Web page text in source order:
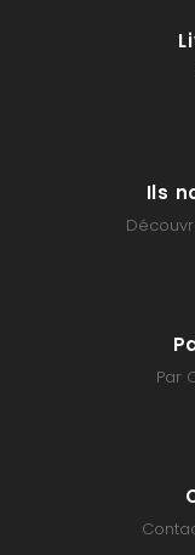
Ils
Par